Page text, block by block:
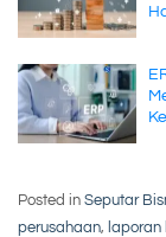
Posted in Seputar
perusahaan,